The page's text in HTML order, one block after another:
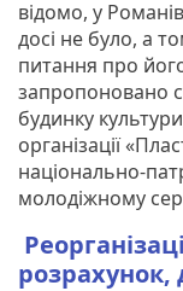
відомо, у
досі не було, а
питання про
запропоновано
будинку
організації
національно-
молодіжному
розрахунок,